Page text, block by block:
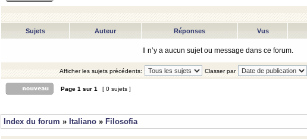
Sujets Auteur Réponses Vus
Il n’y a aucun sujet ou message dans ce forum.
Afficher les sujets précédents: Classer par
Page 1 sur 1 [ 0 sujets ]
Index du forum » Italiano » Filosofia